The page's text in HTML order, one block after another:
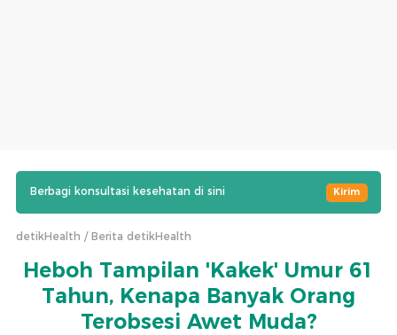
Berbagi konsultasi kesehatan di sini Kirim
detikHealth Berita detikHealth
Heboh Tampilan 'Kakek' Umur 61
Tahun, Kenapa Banyak Orang
Terobsesi Awet Muda?